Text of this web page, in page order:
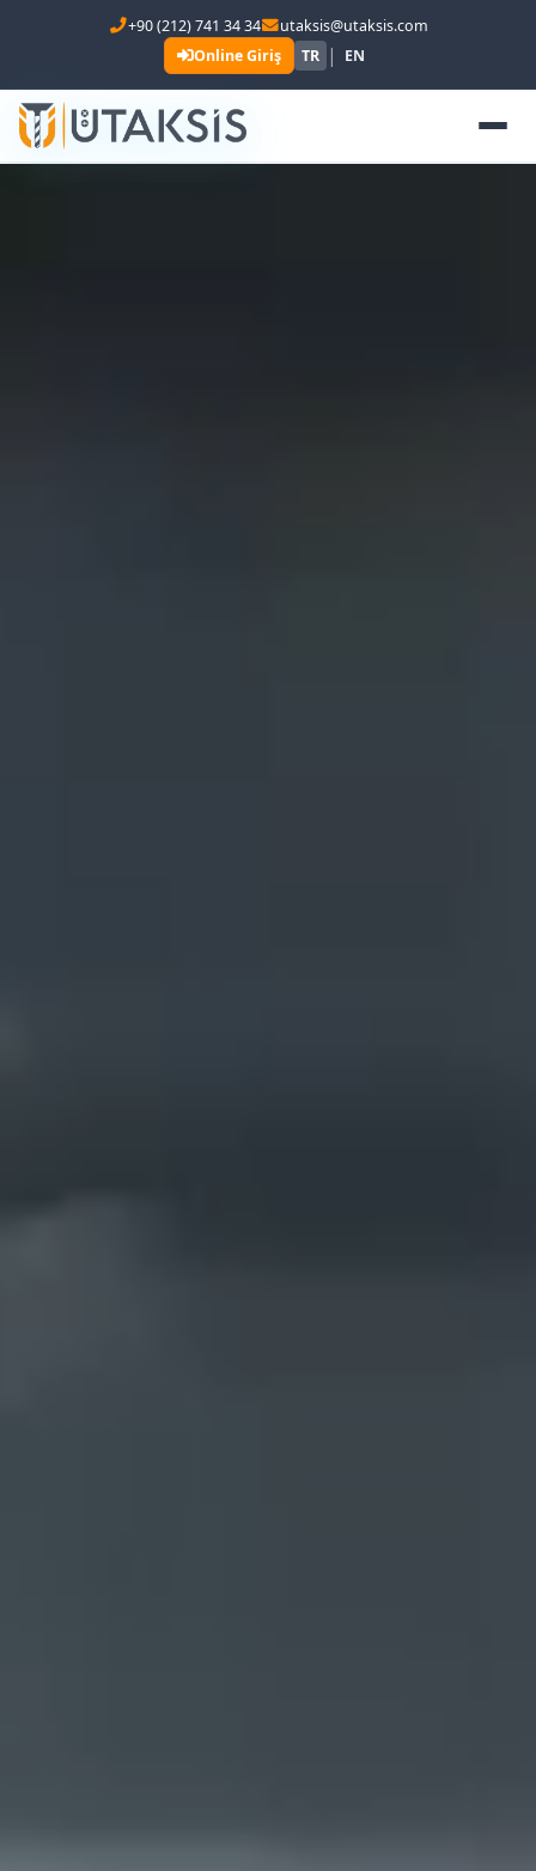
+90 (212) 741 34 34
utaksis@utaksis.com
Online Giriş
TR | EN